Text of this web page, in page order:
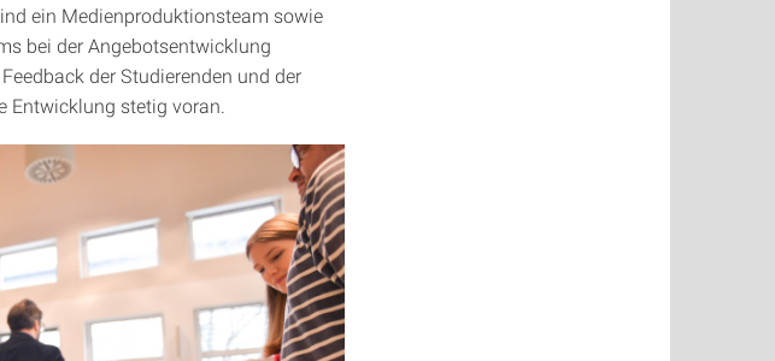
ein Medienproduktionsteam sowie
bei der Angebotsentwicklung
der Studierenden und der
Entwicklung stetig voran.